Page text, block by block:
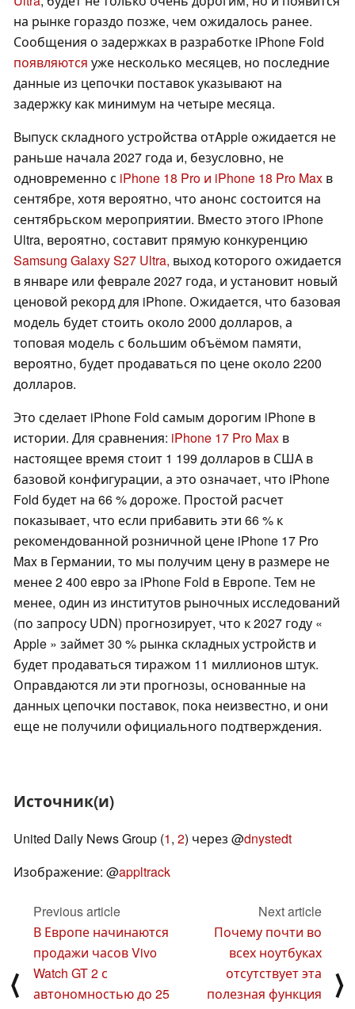
на рынке гораздо позже, чем ожидалось ранее.
Сообщения о задержках в разработке iPhone Fold
появляются уже несколько месяцев, но последние
данные из цепочки поставок указывают на
задержку как минимум на четыре месяца.
Выпуск складного устройства отApple ожидается не
раньше начала 2027 года и, безусловно, не
одновременно с iPhone 18 Pro и iPhone 18 Pro Max в
сентябре, хотя вероятно, что анонс состоится на
сентябрьском мероприятии. Вместо этого iPhone
Ultra, вероятно, составит прямую конкуренцию
Samsung Galaxy S27 Ultra, выход которого ожидается
в январе или феврале 2027 года, и установит новый
ценовой рекорд для iPhone. Ожидается, что базовая
модель будет стоить около 2000 долларов, а
топовая модель с большим объёмом памяти,
вероятно, будет продаваться по цене около 2200
долларов.
Это сделает iPhone Fold самым дорогим iPhone в
истории. Для сравнения: iPhone 17 Pro Max в
настоящее время стоит 1 199 долларов в США в
базовой конфигурации, а это означает, что iPhone
Fold будет на 66 % дороже. Простой расчет
показывает, что если прибавить эти 66 % к
рекомендованной розничной цене iPhone 17 Pro
Max в Германии, то мы получим цену в размере не
менее 2 400 евро за iPhone Fold в Европе. Тем не
менее, один из институтов рыночных исследований
(по запросу UDN) прогнозирует, что к 2027 году «
Apple » займет 30 % рынка складных устройств и
будет продаваться тиражом 11 миллионов штук.
Оправдаются ли эти прогнозы, основанные на
данных цепочки поставок, пока неизвестно, и они
еще не получили официального подтверждения.
Источник(и)
United Daily News Group (1, 2) через @dnystedt
Изображение: @appltrack
⟨
Previous article
В Европе начинаются
продажи часов Vivo
Watch GT 2 с
автономностью до 25
Next article
Почему почти во
всех ноутбуках
отсутствует эта
полезная функция
⟩